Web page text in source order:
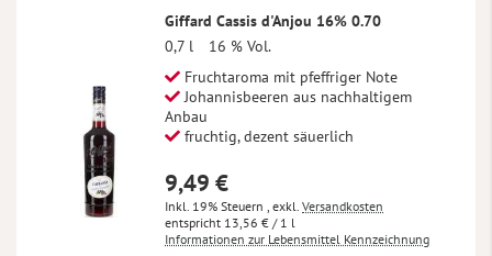
Giffard Cassis d'Anjou 16% 0.70
0,7 l
16 % Vol.
Fruchtaroma mit pfeffriger Note
Johannisbeeren aus nachhaltigem
Anbau
fruchtig, dezent säuerlich
9,49 €
Inkl. 19% Steuern , exkl. Versandkosten
13,56 € / 1 l
Informationen zur Lebensmittel Kennzeichnung